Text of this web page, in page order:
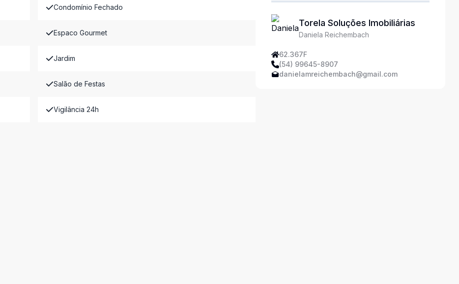
Condomínio Fechado
Espaco Gourmet
Jardim
Salão de Festas
Vigilância 24h
Torela Soluções Imobiliárias
Daniela Reichembach
62.367F
(54) 99645-8907
danielamreichembach@gmail.com